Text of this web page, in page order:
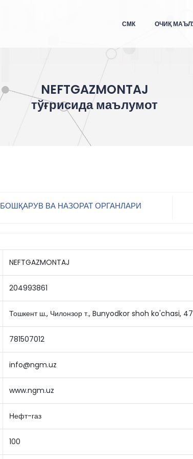
СМК ОЧИҚ
NEFTGAZMONTAJ
тўғрисида маълумот
БОШҚАРУВ ВА НАЗОРАТ ОРГАНЛАРИ
NEFTGAZMONTAJ
204993861
Тошкент ш., Чилонзор т., Bunyodkor shoh ko'chasi,
781507012
info@ngm.uz
www.ngm.uz
Нефт-газ
100